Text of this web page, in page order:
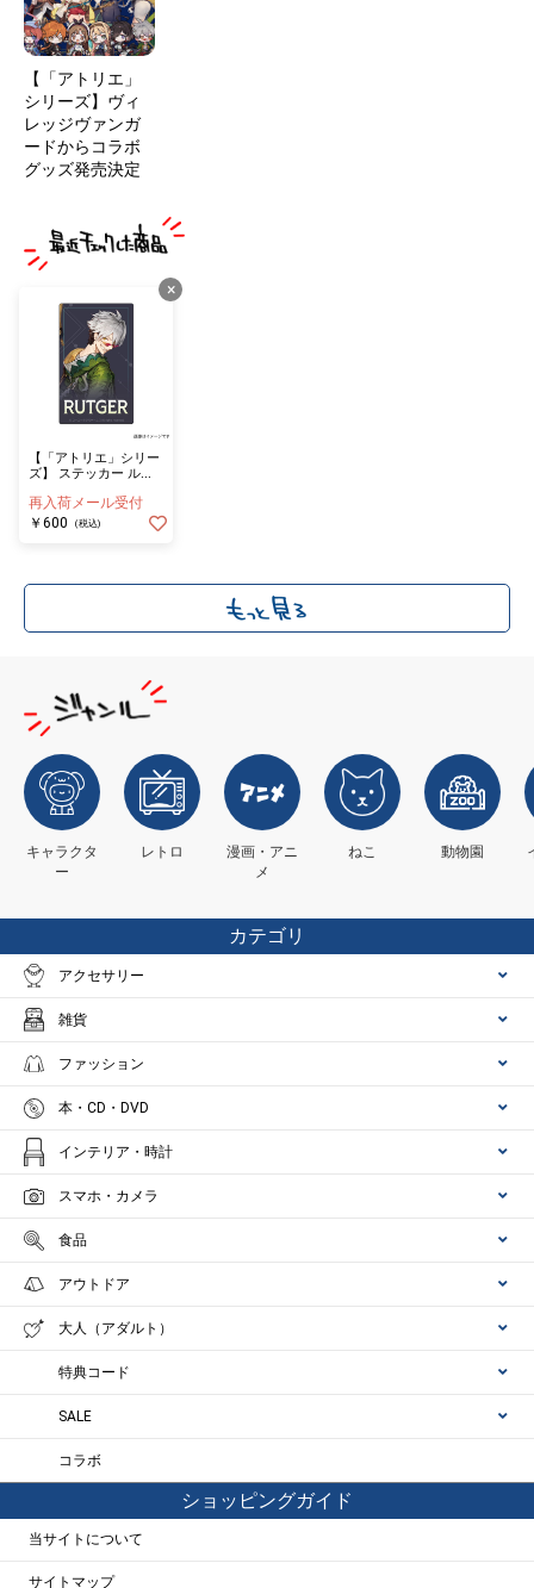
【「アトリエ」
シリーズ】ヴィ
レッジヴァンガ
ードからコラボ
グッズ発売決定
×
【「アトリエ」シリー
ズ】 ステッカー ルト
再入荷メール受付
￥600
(税込)
キャラクタ
ー
レトロ
漫画・アニ
メ
ねこ 動物園
カテゴリ
アクセサリー
雑貨
ファッション
本・CD・DVD
インテリア・時計
スマホ・カメラ
食品
アウトドア
大人（アダルト）
特典コード
SALE
コラボ
ショッピングガイド
当サイトについて
サイトマップ